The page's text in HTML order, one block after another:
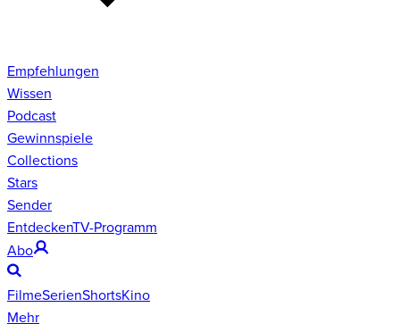
Empfehlungen
Wissen
Podcast
Gewinnspiele
Collections
Stars
Sender
EntdeckenTV-Programm
Abo
FilmeSerienShortsKino
Mehr